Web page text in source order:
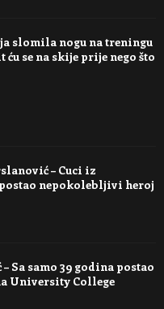
slomila nogu na treningu
ću se na skije prije nego što
– Cuci iz
nepokolebljivi heroj
Sa samo 39 godina postao
University College